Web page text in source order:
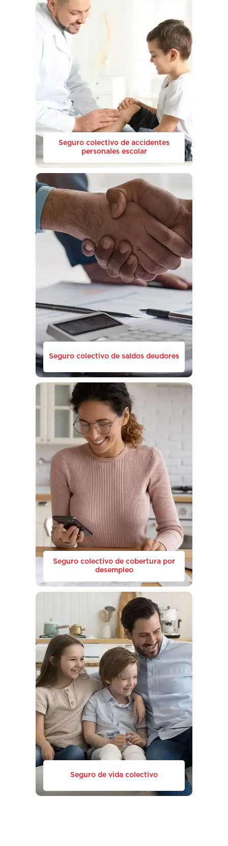
Seguro colectivo de accidentes
personales escolar
Seguro colectivo de saldos deudores
Seguro colectivo de cobertura por
desempleo
Seguro de vida colectivo